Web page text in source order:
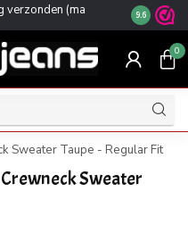
verzonden (ma Gratis
9.6
0
Sweater Taupe - Regular Fit
Sweater